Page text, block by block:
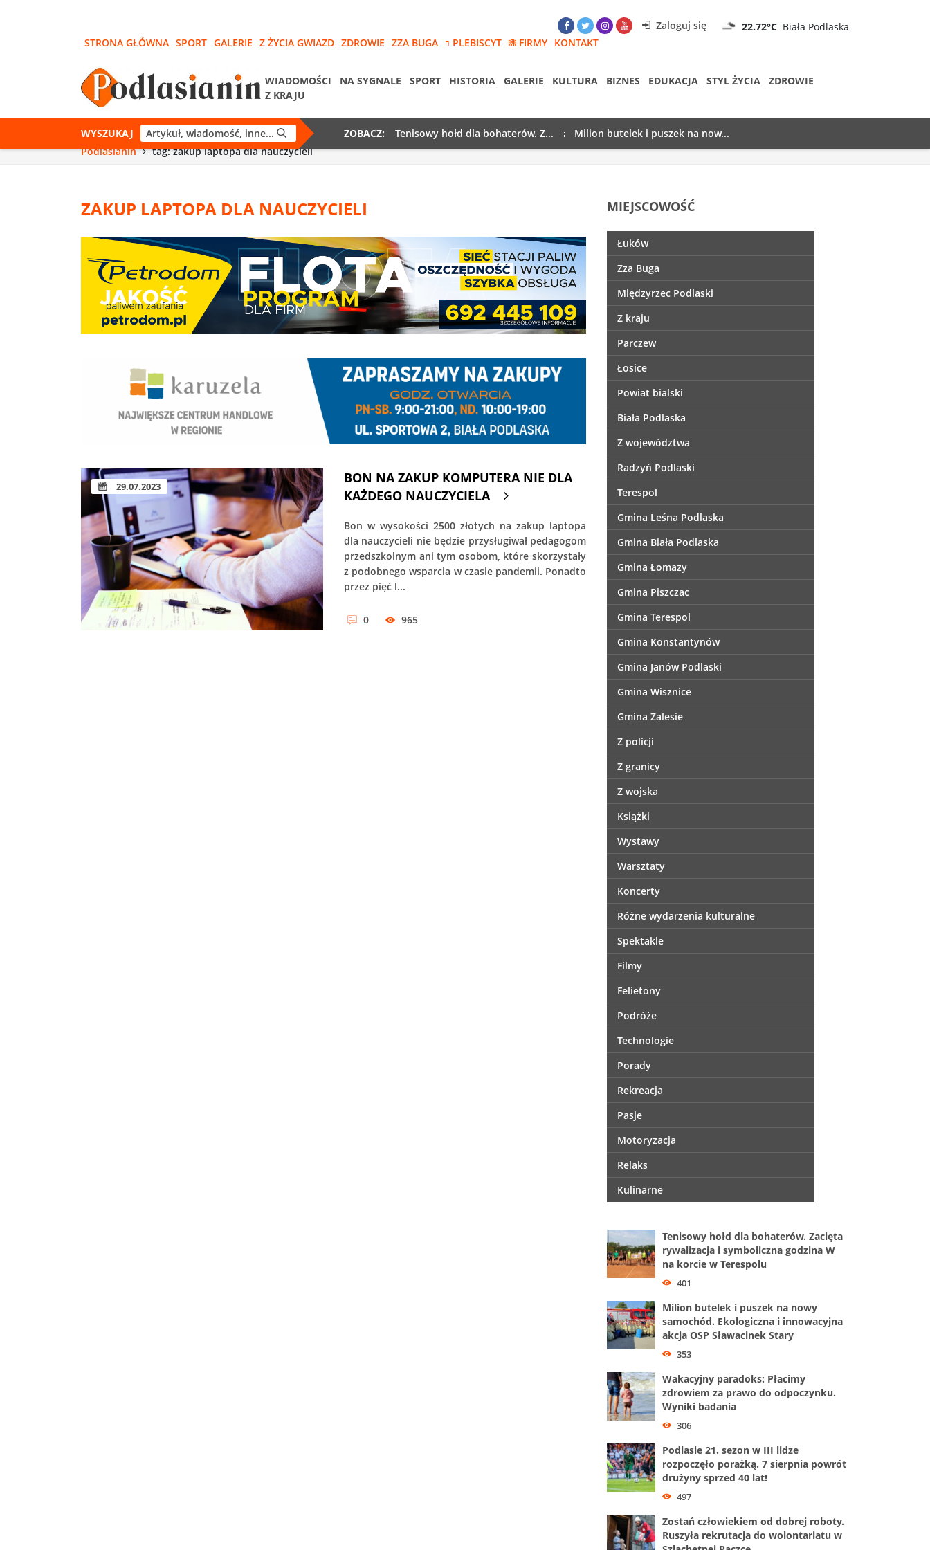
Zaloguj się 22.72°C Biała Podlaska
STRONA GŁÓWNA SPORT GALERIE Z ŻYCIA GWIAZD ZDROWIE ZZA BUGA PLEBISCYT FIRMY KONTAKT
WIADOMOŚCI NA SYGNALE SPORT HISTORIA GALERIE KULTURA BIZNES EDUKACJA STYL ŻYCIA
ZDROWIE
Z KRAJU
WYSZUKAJ ZOBACZ: Tenisowy hołd dla bohaterów. Z...
Milion butelek i puszek na now...
Podlasianin
tag: zakup laptopa dla nauczycieli
ZAKUP LAPTOPA DLA NAUCZYCIELI
29.07.2023
BON NA ZAKUP KOMPUTERA NIE DLA
KAŻDEGO NAUCZYCIELA
Bon w wysokości 2500 złotych na zakup laptopa
dla nauczycieli nie będzie przysługiwał pedagogom
przedszkolnym ani tym osobom, które skorzystały
z podobnego wsparcia w czasie pandemii. Ponadto
przez pięć l...
0 965
MIEJSCOWOŚĆ
Łuków
Zza Buga
Międzyrzec Podlaski
Z kraju
Parczew
Łosice
Powiat bialski
Biała Podlaska
Z województwa
Radzyń Podlaski
Terespol
Gmina Leśna Podlaska
Gmina Biała Podlaska
Gmina Łomazy
Gmina Piszczac
Gmina Terespol
Gmina Konstantynów
Gmina Janów Podlaski
Gmina Wisznice
Gmina Zalesie
Z policji
Z granicy
Z wojska
Książki
Wystawy
Warsztaty
Koncerty
Różne wydarzenia kulturalne
Spektakle
Filmy
Felietony
Podróże
Technologie
Porady
Rekreacja
Pasje
Motoryzacja
Relaks
Kulinarne
Tenisowy hołd dla bohaterów. Zacięta
rywalizacja i symboliczna godzina W
na korcie w Terespolu
401
Milion butelek i puszek na nowy
samochód. Ekologiczna i innowacyjna
akcja OSP Sławacinek Stary
353
Wakacyjny paradoks: Płacimy
zdrowiem za prawo do odpoczynku.
Wyniki badania
306
Podlasie 21. sezon w III lidze
rozpoczęło porażką. 7 sierpnia powrót
drużyny sprzed 40 lat!
497
Zostań człowiekiem od dobrej roboty.
Ruszyła rekrutacja do wolontariatu w